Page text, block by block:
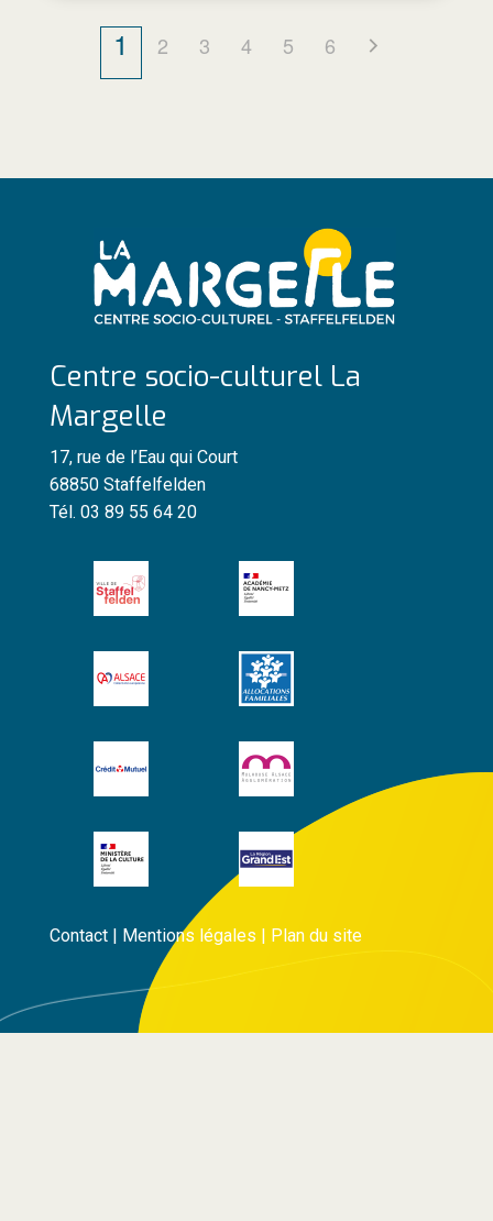
1 2 3 4 5 6
Centre socio-culturel La
Margelle
17, rue de l’Eau qui Court
68850 Staffelfelden
Tél. 03 89 55 64 20
Contact| Mentions légales | Plan du site